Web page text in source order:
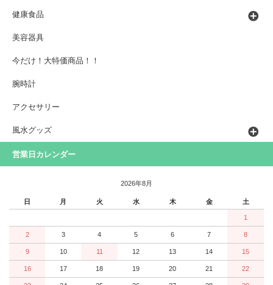
健康食品
美容器具
今だけ！大特価商品！！
腕時計
アクセサリー
風水グッズ
営業日カレンダー
2026年8月
日 月 火 水 木 金 土
1
2 3 4 5 6 7 8
9 10 11 12 13 14 15
16 17 18 19 20 21 22